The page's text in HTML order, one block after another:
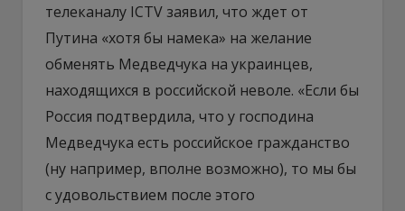
телеканалу ICTV заявил, что ждет от
Путина «хотя бы намека» на желание
обменять Медведчука на украинцев,
находящихся в российской неволе. «Если бы
Россия подтвердила, что у господина
Медведчука есть российское гражданство
(ну например, вполне возможно), то мы бы
с удовольствием после этого